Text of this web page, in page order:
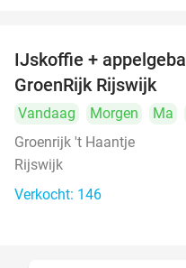
IJskoffie +
GroenRijk Rijswijk
Vandaag Morgen Ma
Groenrijk 't Haantje
Rijswijk
Verkocht: 146